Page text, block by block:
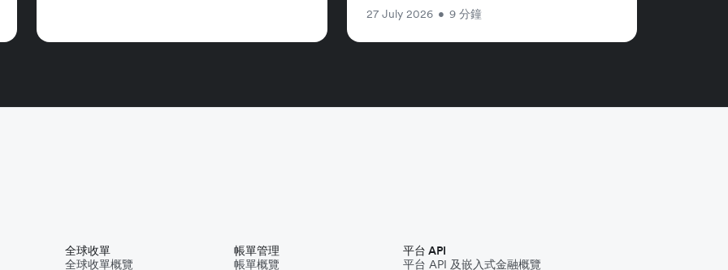
27 July 2026 • 9 分鐘
全球收單
全球收單概覽
帳單管理
帳單概覽
平台 API
平台 API 及嵌入式金融概覽